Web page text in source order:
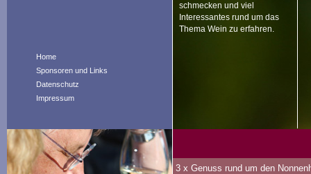
Home
Sponsoren und Links
Datenschutz
Impressum
schmecken und viel
Interessantes rund um das
Thema Wein zu erfahren.
3 x Genuss rund um den